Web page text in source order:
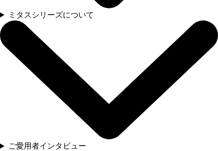
ミタスシリーズについて
ご愛用者インタビュー